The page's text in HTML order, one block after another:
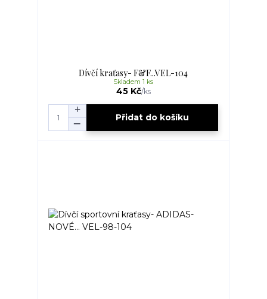
Dívčí kraťasy- F&F...VEL-104
45 Kč/ks
Skladem 1 ks
Přidat do košíku